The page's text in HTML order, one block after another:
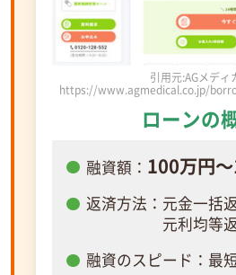
引用元:AGメディ
https://www.agmedical.co.jp/
ローンの
融資額： 100万円
返済方法：元金一括
元利均等返
融資のスピード：最